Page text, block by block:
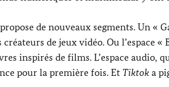
de nouveaux segments. Un «
de jeux vidéo. Ou l’espace «
inspirés de films. L’espace audio,
pour la première fois. Et Tiktok a